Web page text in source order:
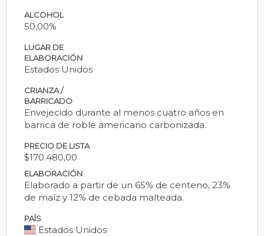
ALCOHOL
50,00%
LUGAR DE
ELABORACIÓN
Estados Unidos
CRIANZA /
BARRICADO
Envejecido durante al menos cuatro años en
barrica de roble americano carbonizada.
PRECIO DE LISTA
$170.480,00
ELABORACIÓN
Elaborado a partir de un 65% de centeno, 23%
de maíz y 12% de cebada malteada.
PAÍS
Estados Unidos